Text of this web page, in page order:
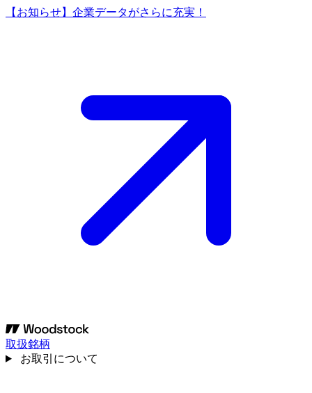
【お知らせ】企業データがさらに充実！
取扱銘柄
お取引について